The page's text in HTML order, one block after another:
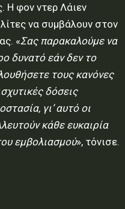
Η φον ντερ Λάιεν
να συμβάλουν στον
«Σας παρακαλούμε να
δυνατό εάν δεν το
τους κανόνες
δόσεις
γι’ αυτό οι
κάθε ευκαιρία
εμβολιασμού», τόνισε.